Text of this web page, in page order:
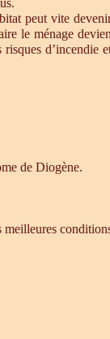
peut vite
le ménage
d’incendie
de Diogène.
meilleures